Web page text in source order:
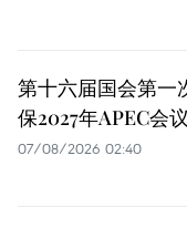
第十六届国会第一
保2027年APEC会
07/08/2026 02:40